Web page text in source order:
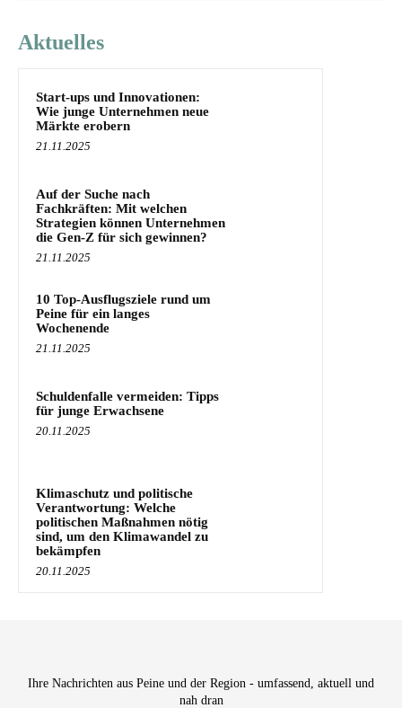
Aktuelles
Start-ups und Innovationen:
Wie junge Unternehmen neue
Märkte erobern
21.11.2025
Auf der Suche nach
Fachkräften: Mit welchen
Strategien können Unternehmen
die Gen-Z für sich gewinnen?
21.11.2025
10 Top-Ausflugsziele rund um
Peine für ein langes
Wochenende
21.11.2025
Schuldenfalle vermeiden: Tipps
für junge Erwachsene
20.11.2025
Klimaschutz und politische
Verantwortung: Welche
politischen Maßnahmen nötig
sind, um den Klimawandel zu
bekämpfen
20.11.2025
Ihre Nachrichten aus Peine und der Region - umfassend, aktuell und
nah dran